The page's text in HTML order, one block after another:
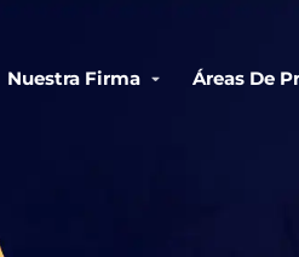
Nuestra Firma Áreas De